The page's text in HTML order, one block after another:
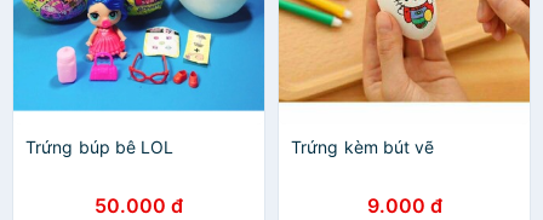
Trứng búp bê LOL
50.000 đ
Trứng kèm bút vẽ
9.000 đ